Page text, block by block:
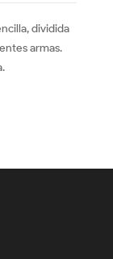
dividida
armas.